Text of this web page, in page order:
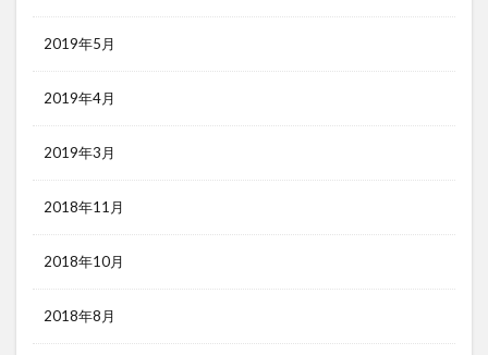
2019年5月
2019年4月
2019年3月
2018年11月
2018年10月
2018年8月